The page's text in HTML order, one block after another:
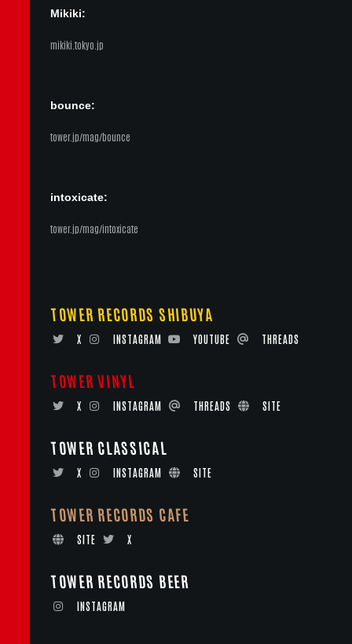
Mikiki:
mikiki.tokyo.jp
bounce:
tower.jp/mag/bounce
intoxicate:
tower.jp/mag/intoxicate
TOWER RECORDS SHIBUYA
X INSTAGRAM YOUTUBE THREADS
TOWER VINYL
X INSTAGRAM THREADS SITE
TOWER CLASSICAL
X INSTAGRAM SITE
TOWER RECORDS CAFE
SITE X
TOWER RECORDS BEER
INSTAGRAM